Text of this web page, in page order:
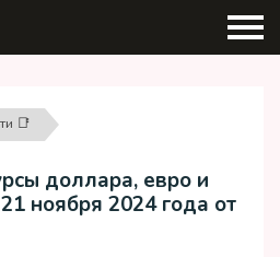
📑
доллара, евро и
ноября 2024 года от